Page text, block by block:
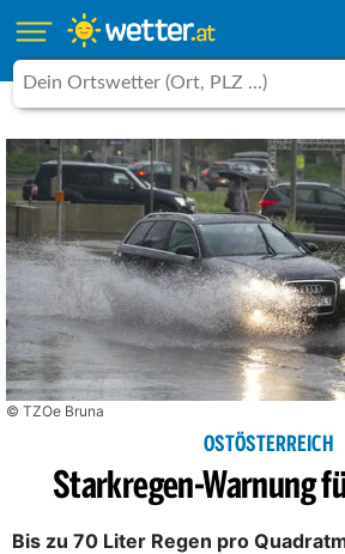
© TZOe Bruna
OSTÖSTERREICH
Starkregen-Warnung
Bis zu 70 Liter Regen pro